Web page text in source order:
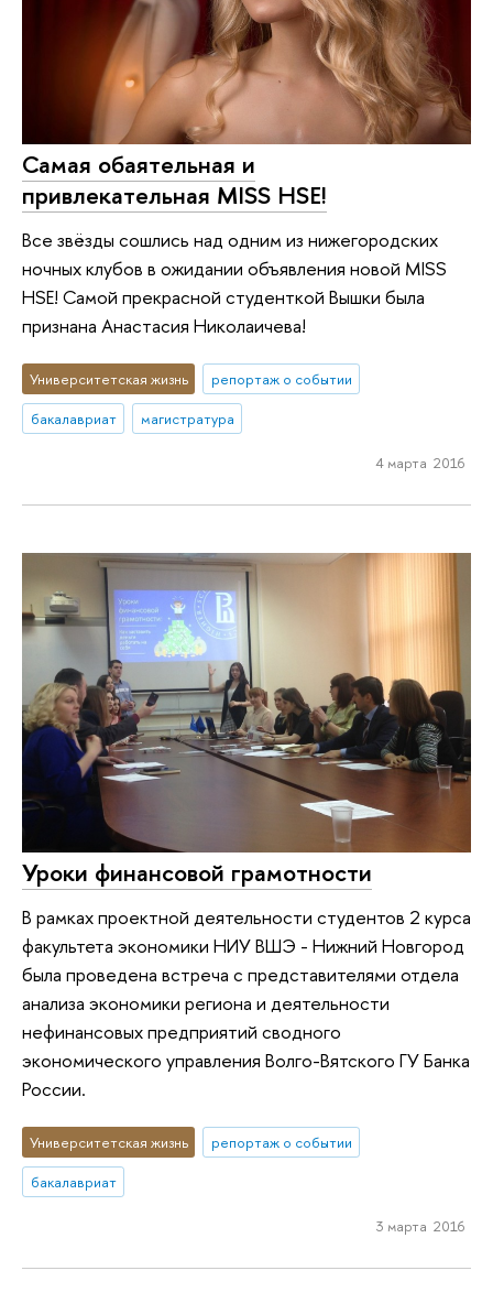
Самая обаятельная и
привлекательная MISS HSE!
Все звёзды сошлись над одним из нижегородских
ночных клубов в ожидании объявления новой MISS
HSE! Самой прекрасной студенткой Вышки была
признана Анастасия Николаичева!
Университетская жизнь
репортаж о событии
бакалавриат
магистратура
4 марта 2016
Уроки финансовой грамотности
В рамках проектной деятельности студентов 2 курса
факультета экономики НИУ ВШЭ - Нижний Новгород
была проведена встреча с представителями отдела
анализа экономики региона и деятельности
нефинансовых предприятий сводного
экономического управления Волго-Вятского ГУ Банка
России.
Университетская жизнь
репортаж о событии
бакалавриат
3 марта 2016